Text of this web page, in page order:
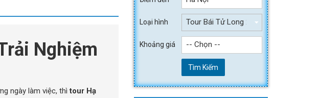
Nghiệm
ngày làm việc, thìtour Hạ
Loại hình Tour Bái Tử Long 2 ngày 1 đêm
Khoảng giá -- Chọn --
Tìm Kiếm